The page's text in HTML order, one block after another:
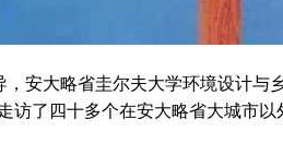
，安大略省圭尔夫大学环境设计与
访了四十多个在安大略省大城市